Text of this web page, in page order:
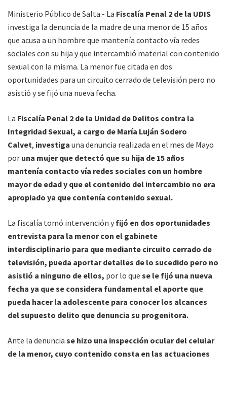
Ministerio Público de Salta.- La Fiscalía Penal 2 de la UDIS
investiga la denuncia de la madre de una menor de 15 años
que acusa a un hombre que mantenía contacto vía redes
sociales con su hija y que intercambió material con contenido
sexual con la misma. La menor fue citada en dos
oportunidades para un circuito cerrado de televisión pero no
asistió y se fijó una nueva fecha.
La Fiscalía Penal 2 de la Unidad de Delitos contra la
Integridad Sexual, a cargo de María Luján Sodero
Calvet, investiga una denuncia realizada en el mes de Mayo
por una mujer que detectó que su hija de 15 años
mantenía contacto vía redes sociales con un hombre
mayor de edad y que el contenido del intercambio no era
apropiado ya que contenía contenido sexual.
La fiscalía tomó intervención y fijó en dos oportunidades
entrevista para la menor con el gabinete
interdisciplinario para que mediante circuito cerrado de
televisión, pueda aportar detalles de lo sucedido pero no
asistió a ninguno de ellos, por lo que se le fijó una nueva
fecha ya que se considera fundamental el aporte que
pueda hacer la adolescente para conocer los alcances
del supuesto delito que denuncia su progenitora.
Ante la denuncia se hizo una inspección ocular del celular
de la menor, cuyo contenido consta en las actuaciones